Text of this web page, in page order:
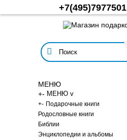
+7(495)7977501
МЕНЮ
+- МЕНЮ v
+- Подарочные книги
Родословные книги
Библии
Энциклопедии и альбомы